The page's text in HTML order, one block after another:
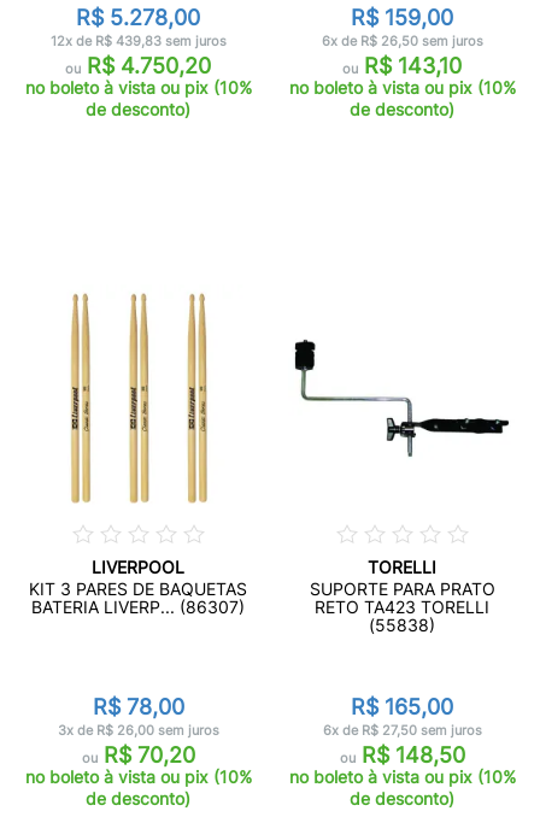
R$ 5.278,00
12x de R$ 439,83 sem juros
ou R$ 4.750,20
no boleto à vista ou pix (10%
de desconto)
R$ 159,00
6x de R$ 26,50 sem juros
ou R$ 143,10
no boleto à vista ou pix (10%
de desconto)
LIVERPOOL
KIT 3 PARES DE BAQUETAS
BATERIA LIVERP... (86307)
R$ 78,00
3x de R$ 26,00 sem juros
ouR$ 70,20
no boleto à vista ou pix (10%
de desconto)
TORELLI
SUPORTE PARA PRATO
RETO TA423 TORELLI
(55838)
R$ 165,00
6x de R$ 27,50 sem juros
ouR$ 148,50
no boleto à vista ou pix (10%
de desconto)